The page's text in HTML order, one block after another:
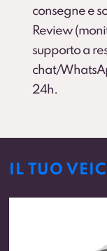
consegne e
Review
supporto a
chat/
24h.
IL TUO